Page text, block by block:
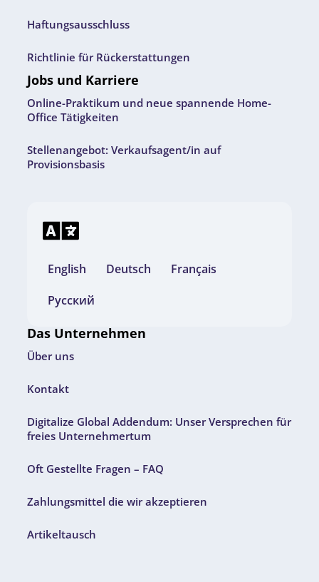
Haftungsausschluss
Richtlinie für Rückerstattungen
Jobs und Karriere
Online-Praktikum und neue spannende Home-
Office Tätigkeiten
Stellenangebot: Verkaufsagent/in auf
Provisionsbasis
English Deutsch
Français
Русский
Das Unternehmen
Über uns
Kontakt
Digitalize Global Addendum: Unser Versprechen für
freies Unternehmertum
Oft Gestellte Fragen – FAQ
Zahlungsmittel die wir akzeptieren
Artikeltausch